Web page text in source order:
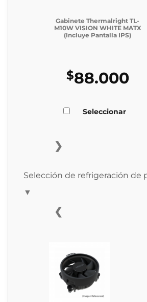
Gabinete Thermalright TL-
M10W VISION WHITE MATX
(Incluye Pantalla IPS)
$88.000
Seleccionar
❯
Selección de refrigeración de
▼
❮